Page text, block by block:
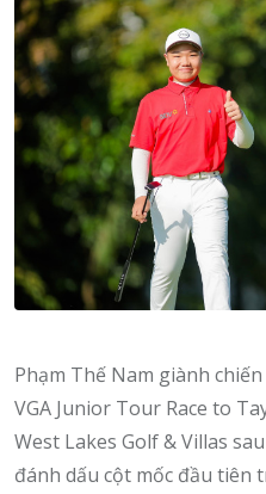
Phạm Thế Nam giành
VGA Junior Tour Race to
West Lakes Golf & Villas
đánh dấu cột mốc đầu